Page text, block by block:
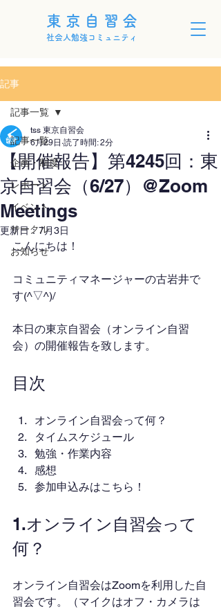
東京自習会
社会人勉強コミュニティ
記事
記事一覧
企画・制度
レポート
イベント
サークル
お知らせ
記事一覧
【開催報告】第4245回：東
京自習会（6/27）@Zoom
Meetings
tss 東京自習会
6月29日 読了時間: 2分
更新日：7月3日
こんにちは！
コミュニティマネージャーの古岩井で
す(^▽^)/
本日の東京自習会（オンライン自習
会）の開催報告を致します。
目次
オンライン自習会って何？
タイムスケジュール
勉強・作業内容
感想
参加申込みはこちら！
1.オンライン自習会って
何？
オンライン自習会はZoomを利用した自
習会です。（マイクはオフ・カメラは